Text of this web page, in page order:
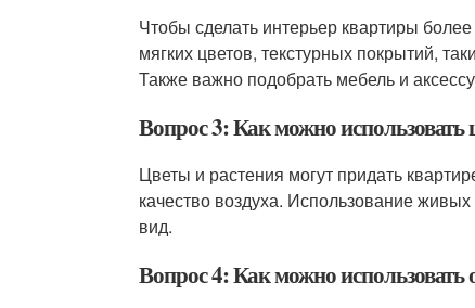
Чтобы сделать интерьер квартиры
мягких цветов, текстурных покрытий,
Также важно подобрать мебель и
Вопрос 3: Как можно использовать
Цветы и растения могут придать
качество воздуха. Использование
вид.
Вопрос 4: Как можно использовать